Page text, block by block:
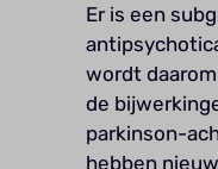
Er is een
wordt
de
parkinson-
hebben